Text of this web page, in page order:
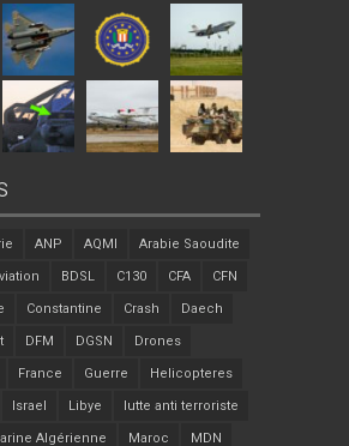
ANP AQMI Arabie Saoudite
BDSL C130 CFA CFN
Constantine Crash Daech
DFM DGSN Drones
France Guerre Helicopteres
Israel Libye lutte anti terroriste
Algérienne Maroc MDN